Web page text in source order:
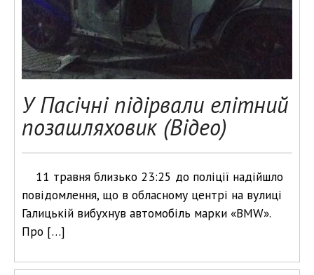
У Пасічні підірвали елітний
позашляховик (Відео)
11 травня близько 23:25 до поліції надійшло
повідомлення, що в обласному центрі на вулиці
Галицькій вибухнув автомобіль марки «BMW».
Про […]